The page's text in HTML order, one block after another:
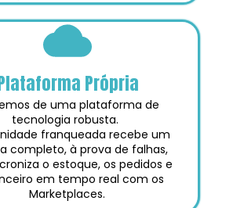
Própria
de uma plataforma de
tecnologia robusta.
franqueada recebe um
completo, à prova de falhas,
o estoque, os pedidos e
em tempo real com os
Marketplaces.